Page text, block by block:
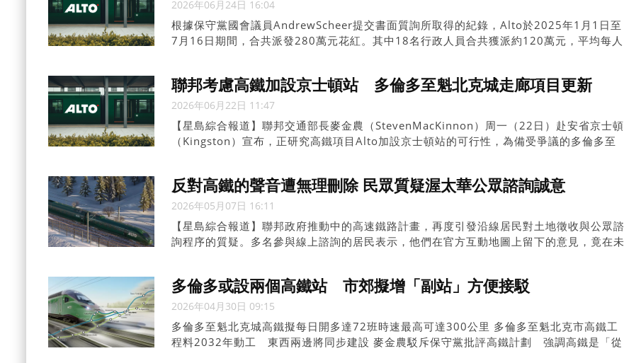
2026年06月24日 16:04
根據保守黨國會議員AndrewScheer提交書面質詢所取得的紀錄，Alto於2025年1月1日至
7月16日期間，合共派發280萬元花紅。其中18名行政人員合共獲派約120萬元，平均每人
聯邦考慮高鐵加設京士頓站 多倫多至魁北克城走廊項目更新
2026年06月22日 11:47
【星島綜合報道】聯邦交通部長麥金農（StevenMacKinnon）周一（22日）赴安省京士頓
（Kingston）宣布，正研究高鐵項目Alto加設京士頓站的可行性，為備受爭議的多倫多至
反對高鐵的聲音遭無理刪除 民眾質疑渥太華公眾諮詢誠意
2026年05月07日 16:11
【星島綜合報道】聯邦政府推動中的高速鐵路計畫，再度引發沿線居民對土地徵收與公眾諮
詢程序的質疑。多名參與線上諮詢的居民表示，他們在官方互動地圖上留下的意見，竟在未
多倫多或設兩個高鐵站 市郊擬增「副站」方便接駁
2026年04月30日 09:15
多倫多至魁北克城高鐵擬每日開多達72班時速最高可達300公里 多倫多至魁北克市高鐵工
程料2032年動工 東西兩邊將同步建設 麥金農駁斥保守黨批評高鐵計劃 強調高鐵是「從